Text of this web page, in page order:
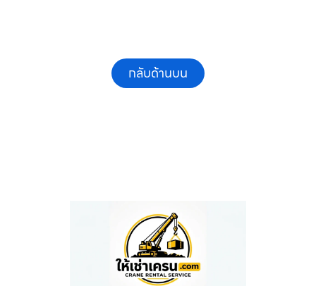
กลับด้านบน